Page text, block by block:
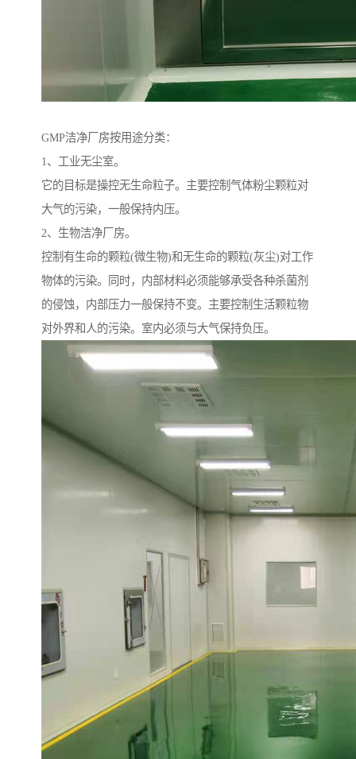
GMP洁净厂房按用途分类：
1、工业无尘室。
它的目标是操控无生命粒子。主要控制气体粉尘颗粒对
大气的污染，一般保持内压。
2、生物洁净厂房。
控制有生命的颗粒(微生物)和无生命的颗粒(灰尘)对工作
物体的污染。同时，内部材料必须能够承受各种杀菌剂
的侵蚀，内部压力一般保持不变。主要控制生活颗粒物
对外界和人的污染。室内必须与大气保持负压。